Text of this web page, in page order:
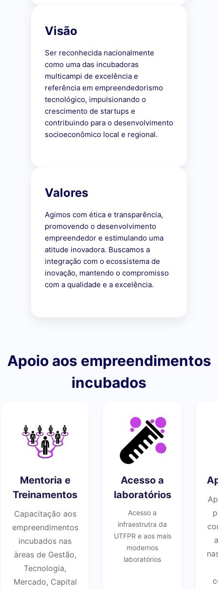
Visão
Ser reconhecida nacionalmente
como uma das incubadoras
multicampi de excelência e
referência em empreendedorismo
tecnológico, impulsionando o
crescimento de startups e
contribuindo para o desenvolvimento
socioeconômico local e regional.
Valores
Agimos com ética e transparência,
promovendo o desenvolvimento
empreendedor e estimulando uma
atitude inovadora. Buscamos a
integração com o ecossistema de
inovação, mantendo o compromisso
com a qualidade e a excelência.
Apoio aos empreendimentos
incubados
Mentoria e
Treinamentos
Capacitação aos
empreendimentos
incubados nas
àreas de Gestão,
Tecnologia,
Mercado, Capital
Acesso a
laboratórios
Acesso a
infraestrutra da
UTFPR e aos mais
modernos
laboratórios